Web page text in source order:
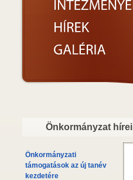
Önkormányzat hírei
Önkormányzati
támogatások az új tanév
kezdetére